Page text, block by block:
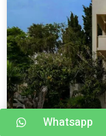
Whatsapp